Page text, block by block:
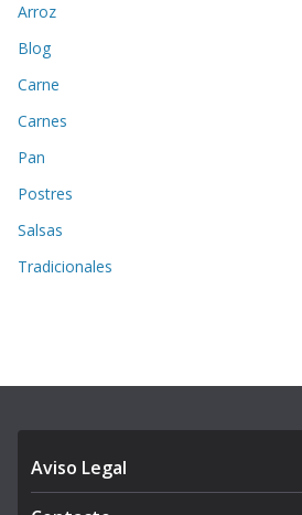
Arroz
Blog
Carne
Carnes
Pan
Postres
Salsas
Tradicionales
Aviso Legal